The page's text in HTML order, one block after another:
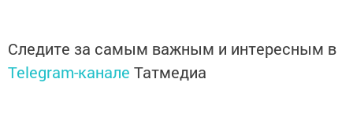
Следите за самым важным и интересным в
Telegram-канале Татмедиа